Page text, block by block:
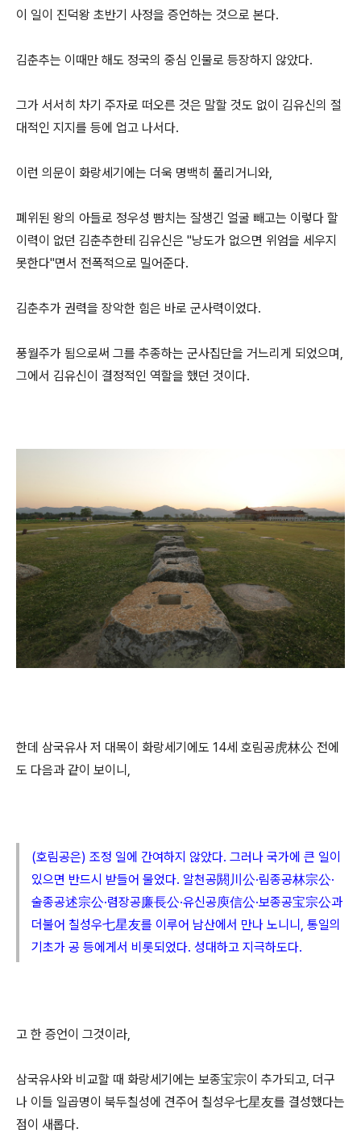
이 일이 진덕왕 초반기 사정을 증언하는 것으로 본다.
김춘추는 이때만 해도 정국의 중심 인물로 등장하지 않았다.
그가 서서히 차기 주자로 떠오른 것은 말할 것도 없이 김유신의 절
대적인 지지를 등에 업고 나서다.
이런 의문이 화랑세기에는 더욱 명백히 풀리거니와,
폐위된 왕의 아들로 정우성 뺨치는 잘생긴 얼굴 빼고는 이렇다 할
이력이 없던 김춘추한테 김유신은 "낭도가 없으면 위엄을 세우지
못한다"면서 전폭적으로 밀어준다.
김춘추가 권력을 장악한 힘은 바로 군사력이었다.
풍월주가 됨으로써 그를 추종하는 군사집단을 거느리게 되었으며,
그에서 김유신이 결정적인 역할을 했던 것이다.
한데 삼국유사 저 대목이 화랑세기에도 14세 호림공虎林公 전에
도 다음과 같이 보이니,
(호림공은) 조정 일에 간여하지 않았다. 그러나 국가에 큰 일이
있으면 반드시 받들어 물었다. 알천공閼川公·림종공林宗公·
술종공述宗公·렴장공廉長公·유신공庾信公·보종공宝宗公과
더불어 칠성우七星友를 이루어 남산에서 만나 노니니, 통일의
기초가 공 등에게서 비롯되었다. 성대하고 지극하도다.
고 한 증언이 그것이라,
삼국유사와 비교할 때 화랑세기에는 보종宝宗이 추가되고, 더구
나 이들 일곱명이 북두칠성에 견주어 칠성우七星友를 결성했다는
점이 새롭다.